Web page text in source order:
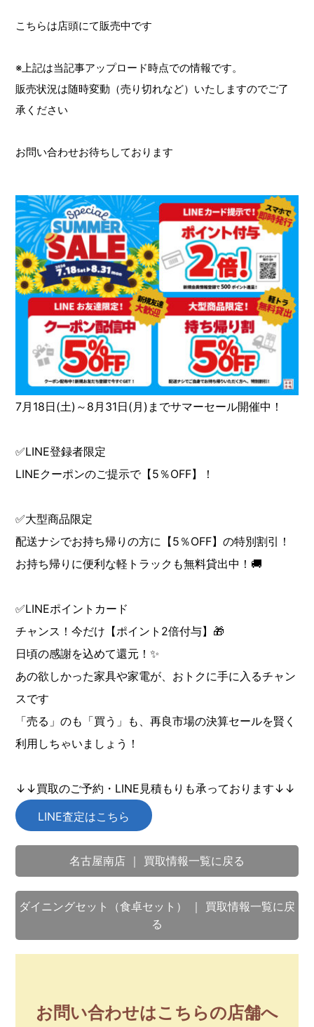
こちらは店頭にて販売中です
※上記は当記事アップロード時点での情報です。
販売状況は随時変動（売り切れなど）いたしますのでご了
承ください
お問い合わせお待ちしております
7月18日(土)～8月31日(月)までサマーセール開催中！
✅LINE登録者限定
LINEクーポンのご提示で【5％OFF】！
✅大型商品限定
配送ナシでお持ち帰りの方に【5％OFF】の特別割引！
お持ち帰りに便利な軽トラックも無料貸出中！🚚
✅LINEポイントカード
チャンス！今だけ【ポイント2倍付与】🎁
日頃の感謝を込めて還元！✨
あの欲しかった家具や家電が、おトクに手に入るチャン
スです
「売る」のも「買う」も、再良市場の決算セールを賢く
利用しちゃいましょう！
↓↓買取のご予約・LINE見積もりも承っております↓↓
LINE査定はこちら
名古屋南店 ｜ 買取情報一覧に戻る
ダイニングセット（食卓セット） ｜ 買取情報一覧に戻
る
お問い合わせはこちらの店舗へ